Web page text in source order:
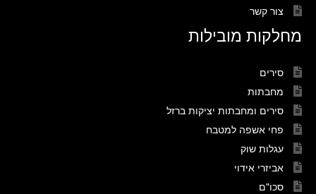
צור קשר
מחלקות מובילות
סירים
מחבתות
סירים ומחבתות יציקות ברזל
פחי אשפה למטבח
עגלות שוק
אביזרי אידוי
סכו"ם